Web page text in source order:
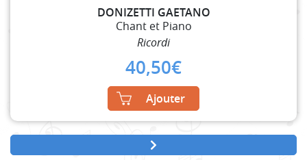
DONIZETTI GAETANO
Chant et Piano
Ricordi
40,50€
Ajouter